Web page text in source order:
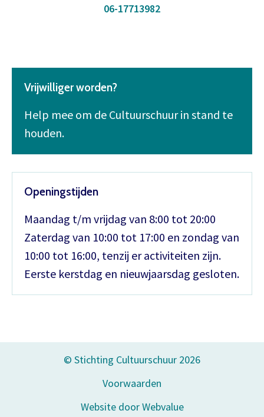
06-17713982
Vrijwilliger worden?
Help mee om de Cultuurschuur in stand te
houden.
Openingstijden
Maandag t/m vrijdag van 8:00 tot 20:00
Zaterdag van 10:00 tot 17:00 en zondag van
10:00 tot 16:00, tenzij er activiteiten zijn.
Eerste kerstdag en nieuwjaarsdag gesloten.
© Stichting Cultuurschuur 2026
Voorwaarden
Website door Webvalue